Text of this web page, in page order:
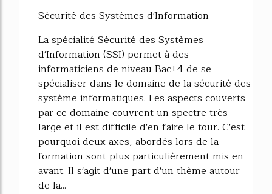
Sécurité des Systèmes d'Information
La spécialité Sécurité des Systèmes
d'Information (SSI) permet à des
informaticiens de niveau Bac+4 de se
spécialiser dans le domaine de la sécurité des
système informatiques. Les aspects couverts
par ce domaine couvrent un spectre très
large et il est difficile d'en faire le tour. C'est
pourquoi deux axes, abordés lors de la
formation sont plus particulièrement mis en
avant. Il s'agit d'une part d'un thème autour
de la...